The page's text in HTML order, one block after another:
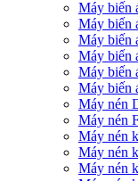
Máy biến
Máy biến
Máy biến
Máy biến
Máy biến
Máy biến
Máy nén
Máy nén
Máy nén
Máy nén
Máy nén